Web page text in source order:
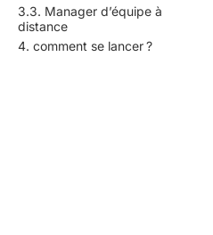
3.3. Manager d’équipe à
distance
4. comment se lancer ?